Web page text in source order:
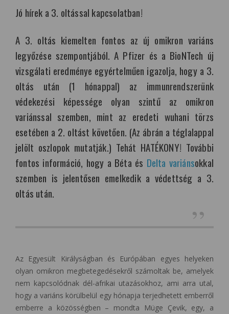
Jó hírek a 3. oltással kapcsolatban!
A 3. oltás kiemelten fontos az új omikron variáns
legyőzése szempontjából. A Pfizer és a BioNTech új
vizsgálati eredménye egyértelműen igazolja, hogy a 3.
oltás után (1 hónappal) az immunrendszerünk
védekezési képessége olyan szintű az omikron
variánssal szemben, mint az eredeti wuhani törzs
esetében a 2. oltást követően. (Az ábrán a téglalappal
jelölt oszlopok mutatják.) Tehát HATÉKONY! További
fontos információ, hogy a Béta és Delta variánsokkal
szemben is jelentősen emelkedik a védettség a 3.
oltás után.
Az Egyesült Királyságban és Európában egyes helyeken
olyan omikron megbetegedésekről számoltak be, amelyek
nem kapcsolódnak dél-afrikai utazásokhoz, ami arra utal,
hogy a variáns körülbelül egy hónapja terjedhetett emberről
emberre a közösségben – mondta Müge Çevik, egy, a